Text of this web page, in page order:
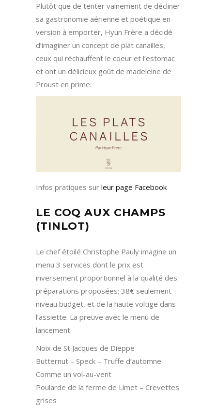
Plutôt que de tenter vainement de décliner
sa gastronomie aérienne et poétique en
version à emporter, Hyun Frère a décidé
d’imaginer un concept de plat canailles,
ceux qui réchauffent le coeur et l’estomac
et ont un délicieux goût de madeleine de
Proust en prime.
Infos pratiques sur leur page Facebook
LE COQ AUX CHAMPS
(TINLOT)
Le chef étoilé Christophe Pauly imagine un
menu 3 services dont le prix est
inversement proportionnel à la qualité des
préparations proposées: 38€ seulement
niveau budget, et de la haute voltige dans
l’assiette. La preuve avec le menu de
lancement:
Noix de St Jacques de Dieppe
Butternut – Speck – Truffe d’automne
Comme un vol-au-vent
Poularde de la ferme de Limet – Crevettes
grises